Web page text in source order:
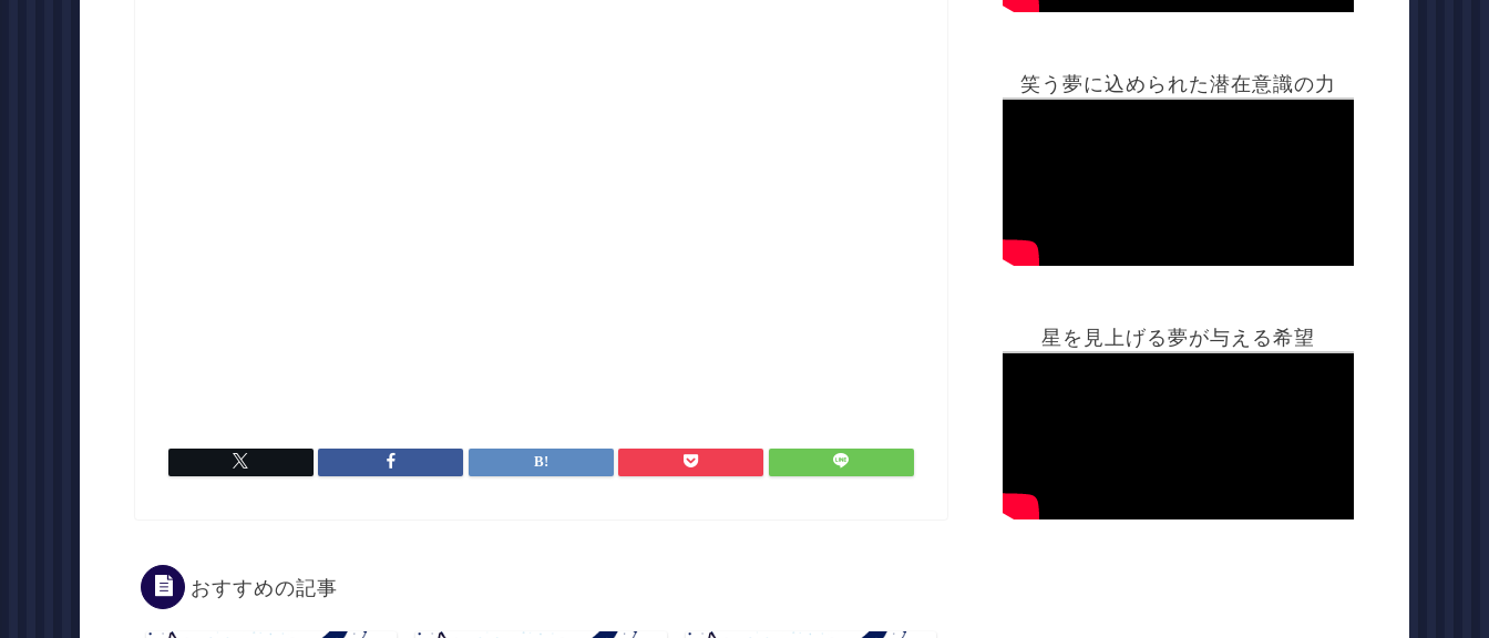
おすすめの記事
笑う夢に込められた潜在意識の力
星を見上げる夢が与える希望